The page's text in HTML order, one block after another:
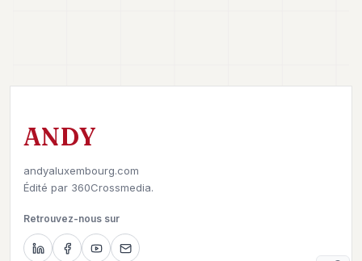
ANDY
andyaluxembourg.com
Édité par 360Crossmedia.
Retrouvez-nous sur